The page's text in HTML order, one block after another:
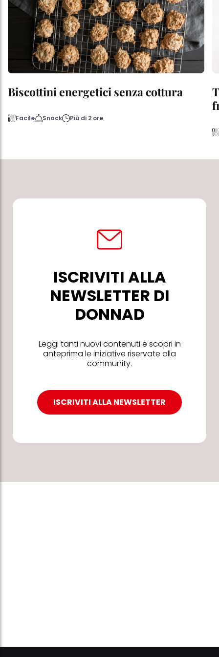
Biscottini energetici senza cottura
Facile Snack Più di 2 ore
ISCRIVITI ALLA
NEWSLETTER DI
DONNAD
Leggi tanti nuovi contenuti e scopri in
anteprima le iniziative riservate alla
community.
ISCRIVITI ALLA NEWSLETTER